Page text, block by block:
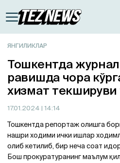
ЯНГИЛИКЛАР
Тошкентда
равишда чора
хизмат
17.01.2024 | 14:14
Тошкентда репортаж олишга
нашри ходими ички ишлар
олиб кетилиб, бир неча соат
Бош прокуратуранинг маълум